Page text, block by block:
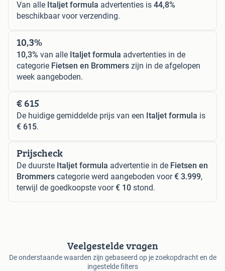
Van alle Italjet formula advertenties is 44,8%
beschikbaar voor verzending.
10,3%
10,3% van alle Italjet formula advertenties in de
categorie Fietsen en Brommers zijn in de afgelopen
week aangeboden.
€ 615
De huidige gemiddelde prijs van een Italjet formula is
€ 615.
Prijscheck
De duurste Italjet formula advertentie in de Fietsen en
Brommers categorie werd aangeboden voor€ 3.999,
terwijl de goedkoopste voor€ 10 stond.
Veelgestelde vragen
De onderstaande waarden zijn gebaseerd op je zoekopdracht en de
ingestelde filters